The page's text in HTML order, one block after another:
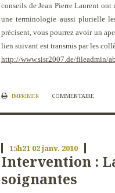
conseils de Jean Pierre Laurent
une terminologie aussi plurielle
précisent, vous pourrez avoir un
lien suivant est transmis par les
http://www.sisr2007.de/fileadmin/
IMPRIMER COMMENTAIRE
15h21 02janv. 2010
Intervention :
soignantes